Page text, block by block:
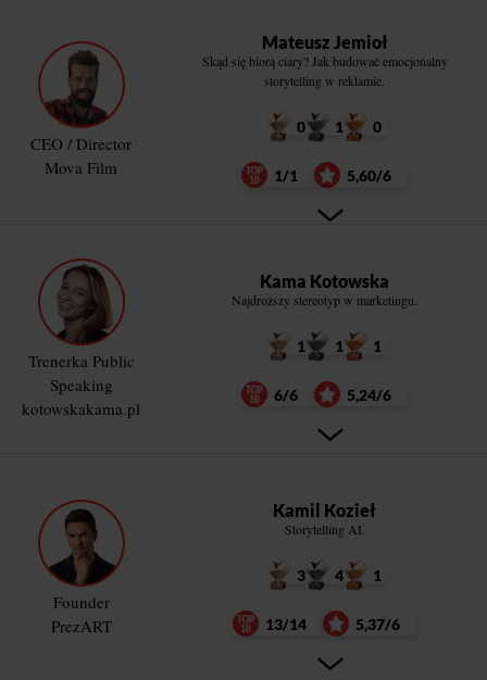
CEO / Director
Mova Film
Mateusz Jemioł
Skąd się biorą ciary? Jak budować emocjonalny
storytelling w reklamie.
0 1 0
1/1 5,60/6
Trenerka Public
Speaking
kotowskakama.pl
Kama Kotowska
Najdroższy stereotyp w marketingu.
1 1 1
6/6 5,24/6
Founder
PrezART
Kamil Kozieł
Storytelling AI.
3 4 1
13/14 5,37/6